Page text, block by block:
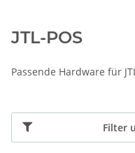
JTL-POS
Passende Hardware für
Filter